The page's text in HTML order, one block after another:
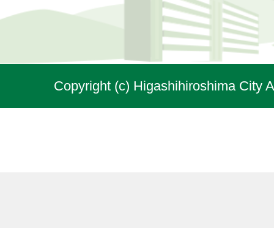
Copyright (c) Higashihiroshima City